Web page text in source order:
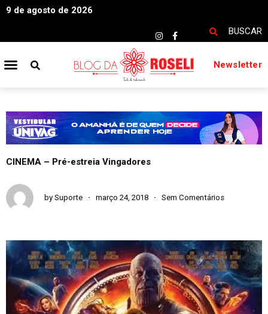
9 de agosto de 2026
BUSCAR
Newsletter
CINEMA – Pré-estreia Vingadores
by Suporte março 24, 2018 Sem Comentários